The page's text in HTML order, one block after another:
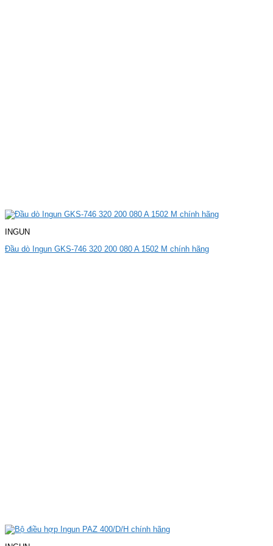
INGUN
Đầu dò Ingun GKS-746 320 200 080 A 1502 M chính hãng